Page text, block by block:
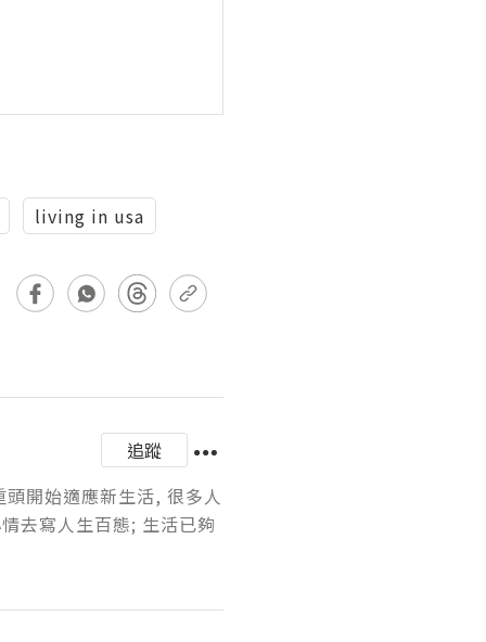
living in usa
追蹤
開始適應新生活, 很多人
去寫人生百態; 生活已夠